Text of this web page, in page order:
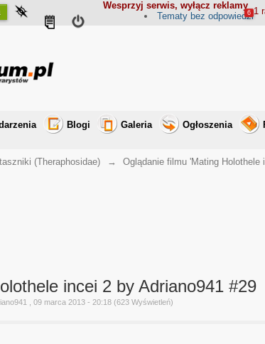
Wesprzyj serwis, wyłącz reklamy
1
Tematy bez odpowiedzi
6
Blogi Galeria Ogłoszenia
(Theraphosidae) → Oglądanie filmu 'Mating Holothele
incei 2 by Adriano941 #29
, 09 marca 2013 - 20:18 (623 Wyświetleń)